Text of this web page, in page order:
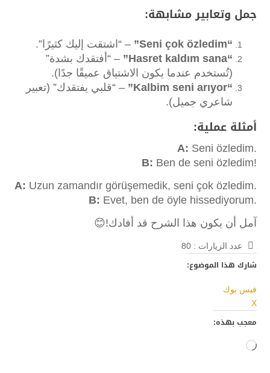
جمل وتعابير مشابهة:
“Seni çok özledim”
– “اشتقت إليك كثيرًا”.
“Hasret kaldım sana”
– “أفتقدك بشدة”
(تُستخدم عندما يكون الاشتياق عميقًا جدًا).
“Kalbim seni arıyor”
– “قلبي يفتقدك” (تعبير
شاعري جميل).
أمثلة عملية:
A: Seni özledim.
B: Ben de seni özledim!
A: Uzun zamandır görüşemedik, seni çok özledim.
B: Evet, ben de öyle hissediyorum.
آمل أن يكون هذا الشرح قد أفادك!😊
عدد الزيارات : 80
شارك هذا الموضوع:
فيس بوك
X
معجب بهذه:
جاري